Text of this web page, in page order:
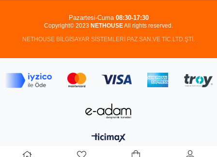
Copyright© 2023 NETHOUSEAll rights reserved.
NETHOUSE BİLGİSAYAR SİSTEMLERİ PAZ.SAN.VE TİC.LTD.ŞTİ.
Pazartesi-Cuma 08:30-17:30